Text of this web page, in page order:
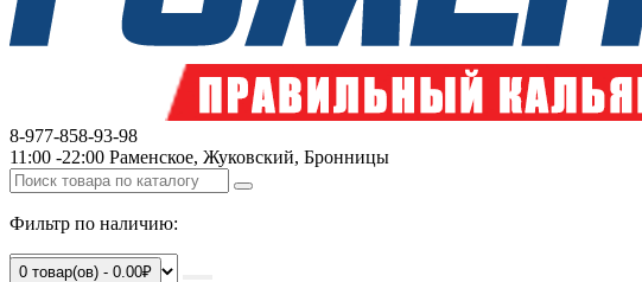
8-977-858-93-98
11:00 -22:00 Раменское, Жуковский, Бронницы
Фильтр по наличию:
0 товар(ов) - 0.00₽